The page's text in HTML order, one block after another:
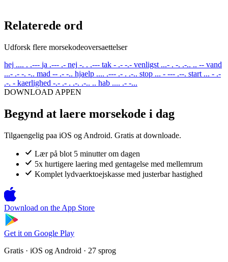
Relaterede ord
Udforsk flere morsekodeoversaettelser
hej .... . .--- ja .--- .- nej -. . .--- tak - .- -.- venligst ...- . -. .-.. .. -- vand
...- .- -. -.. mad -- .- -.. hjaelp .... .--- .- . .-.. stop ... - --- .--. start ... - .-
.-. - kaerlighed -.- .- . .-. .-.. .. hab .... .- -...
DOWNLOAD APPEN
Begynd at laere morsekode i dag
Tilgaengelig paa iOS og Android. Gratis at downloade.
Lær på blot 5 minutter om dagen
5x hurtigere laering med gentagelse med mellemrum
Komplet lydvaerktoejskasse med justerbar hastighed
Download on the App Store
Get it on Google Play
Gratis · iOS og Android · 27 sprog